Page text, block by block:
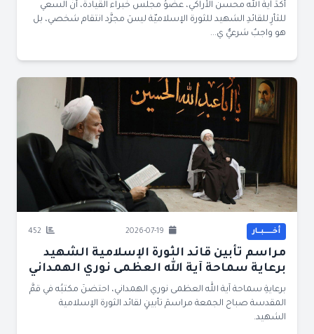
أكّدَ آية الله محسن الأراكي، عضوُ مجلس خبراء القيادة، أنَّ السعي
للثأرِ للقائدِ الشهيد للثورة الإسلاميّة ليسَ مجرَّد انتقام شخصي، بل
هو واجبٌ شرعيٌّ ي...
أخــــــبــار
مراسم تأبين قائد الثورة الإسلامية الشهيد
برعاية سماحة آية الله العظمى نوري الهمداني
برعايةِ سماحة آية الله العظمى نوري الهمداني، احتضنَ مكتبُه في قمَّ
المقدسة صباح الجمعة مراسمَ تأبينٍ لقائد الثورة الإسلامية
الشهيد.